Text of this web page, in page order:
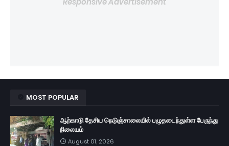
MOST POPULAR
ஆற்காடு தேசிய நெடுஞ்சாலையில் பழுதடைந்துள்ள பேருந்து
நிலையம்
August 01, 2026